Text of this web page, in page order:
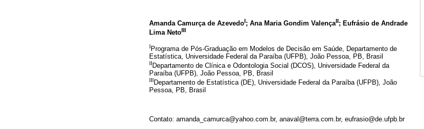
Amanda Camurça de AzevedoI; Ana Maria Gondim ValençaII; Eufrásio de Andrade
Lima NetoIII
IPrograma de Pós-Graduação em Modelos de Decisão em Saúde, Departamento de
Estatística, Universidade Federal da Paraíba (UFPB), João Pessoa, PB, Brasil
II Departamento de Clínica e Odontologia Social (DCOS), Universidade Federal da
Paraíba (UFPB), João Pessoa, PB, Brasil
III Departamento de Estatística (DE), Universidade Federal da Paraíba (UFPB), João
Pessoa, PB, Brasil
Contato: amanda_camurca@yahoo.com.br, anaval@terra.com.br, eufrasio@de.ufpb.br